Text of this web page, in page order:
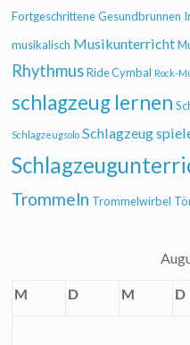
Fortgeschrittene Gesundbrunnen
musikalisch Musikunterricht
Rhythmus Ride Cymbal Rock-
schlagzeug lernen
Schlagzeugsolo Schlagzeug
Trommeln Trommelwirbel
M D M D